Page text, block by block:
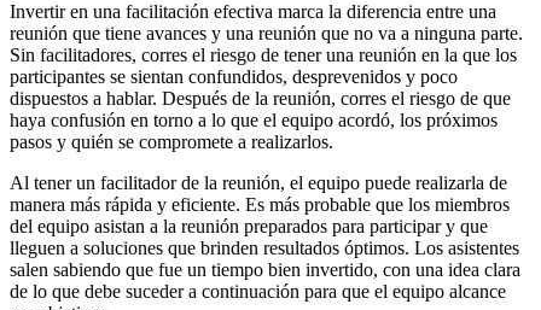
Invertir en una facilitación efectiva marca la diferencia entre una
reunión que tiene avances y una reunión que no va a ninguna parte.
Sin facilitadores, corres el riesgo de tener una reunión en la que los
participantes se sientan confundidos, desprevenidos y poco
dispuestos a hablar. Después de la reunión, corres el riesgo de que
haya confusión en torno a lo que el equipo acordó, los próximos
pasos y quién se compromete a realizarlos.
Al tener un facilitador de la reunión, el equipo puede realizarla de
manera más rápida y eficiente. Es más probable que los miembros
del equipo asistan a la reunión preparados para participar y que
lleguen a soluciones que brinden resultados óptimos. Los asistentes
salen sabiendo que fue un tiempo bien invertido, con una idea clara
de lo que debe suceder a continuación para que el equipo alcance